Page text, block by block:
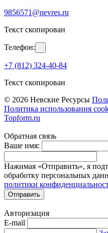
9856571@nevres.ru
Текст скопирован
Телефон:
+7 (812) 324-40-84
Текст скопирован
© 2026 Невские Ресурсы
Политика использования
Topform.ru
Обратная связь
Ваше имя:
Нажимая «Отправить», я
обработку персональных
политики
Отправить
Авторизация
E-mail